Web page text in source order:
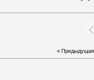
« Предыдущая